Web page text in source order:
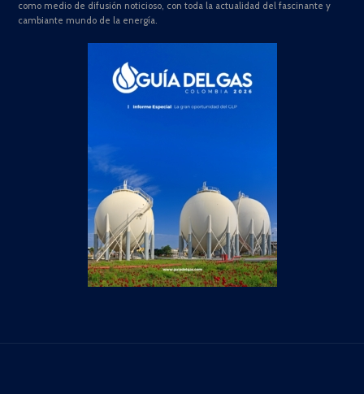
como medio de difusión noticioso, con toda la actualidad del fascinante y
cambiante mundo de la energía.